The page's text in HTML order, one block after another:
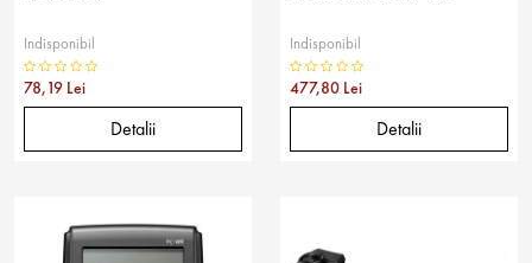
Indisponibil
78,19 Lei
Detalii
Indisponibil
477,80 Lei
Detalii